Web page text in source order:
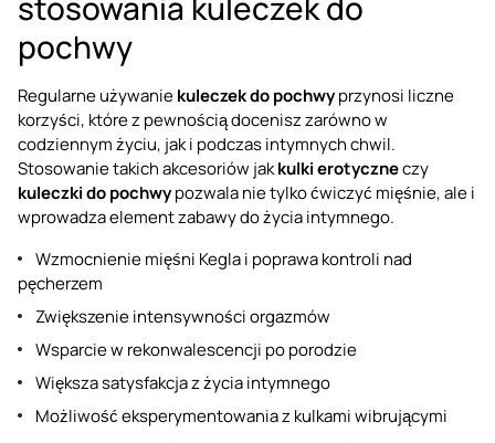
pochwy
Regularne używaniekuleczek do pochwyprzynosi liczne
korzyści, które z pewnością docenisz zarówno w
codziennym życiu, jak i podczas intymnych chwil.
Stosowanie takich akcesoriów jakkulki erotyczneczy
kuleczki do pochwypozwala nie tylko ćwiczyć mięśnie, ale i
wprowadza element zabawy do życia intymnego.
Wzmocnienie mięśni Kegla i poprawa kontroli nad
pęcherzem
Zwiększenie intensywności orgazmów
Wsparcie w rekonwalescencji po porodzie
Większa satysfakcja z życia intymnego
Możliwość eksperymentowania z kulkami wibrującymi